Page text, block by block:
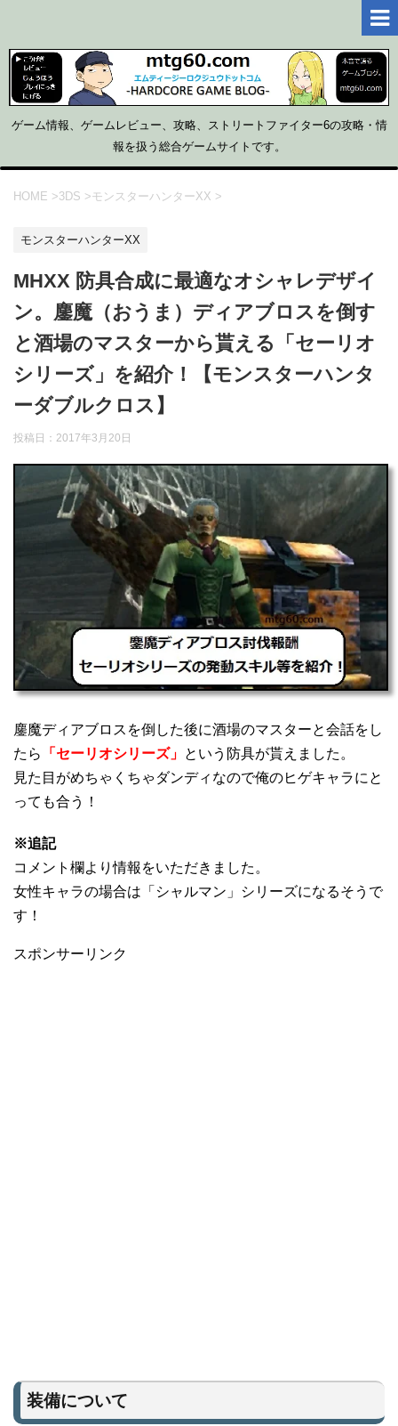
ゲーム情報、ゲームレビュー、攻略、ストリートファイター6の攻略・情
報を扱う総合ゲームサイトです。
HOME >3DS >モンスターハンターXX >
モンスターハンターXX
MHXX 防具合成に最適なオシャレデザイ
ン。鏖魔（おうま）ディアブロスを倒す
と酒場のマスターから貰える「セーリオ
シリーズ」を紹介！【モンスターハンタ
ーダブルクロス】
投稿日：2017年3月20日
鏖魔ディアブロスを倒した後に酒場のマスターと会話をし
たら
「セーリオシリーズ」 という防具が貰えました。
見た目がめちゃくちゃダンディなので俺のヒゲキャラにと
っても合う！
※追記
コメント欄より情報をいただきました。
女性キャラの場合は「シャルマン」シリーズになるそうで
す！
スポンサーリンク
装備について